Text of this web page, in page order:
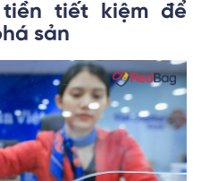
tiết kiệm để
sản